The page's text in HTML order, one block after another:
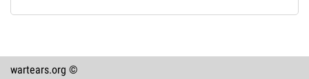
wartears.org ©